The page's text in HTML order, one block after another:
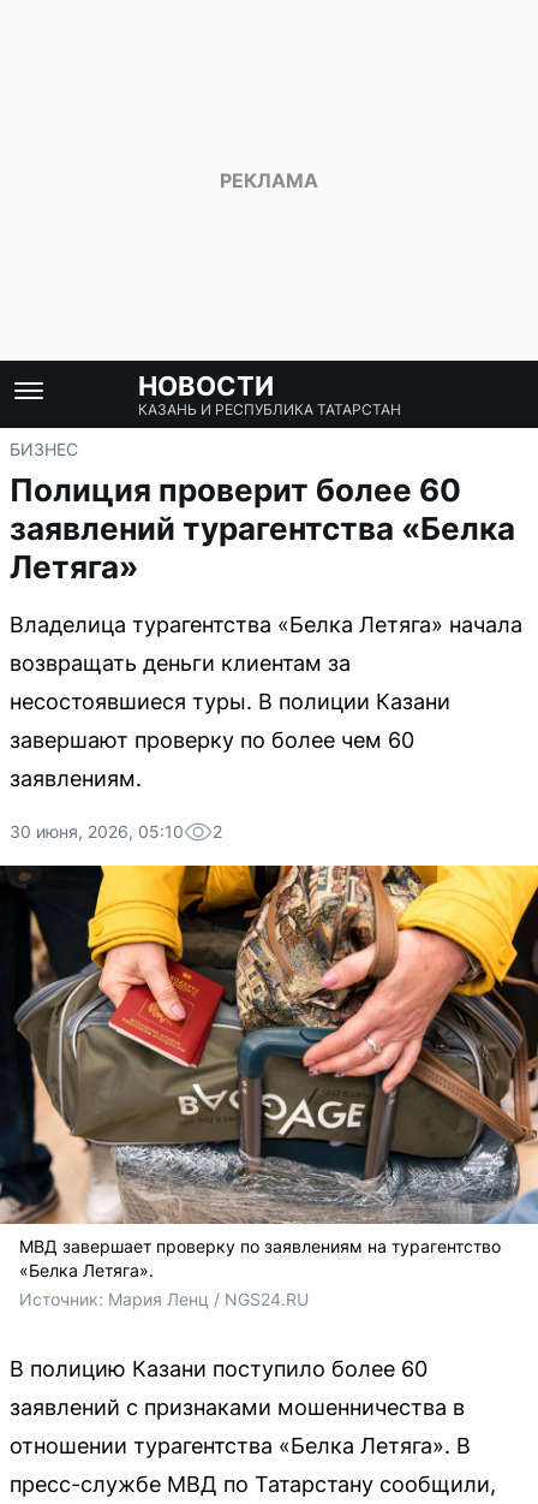
НОВОСТИ
КАЗАНЬ И РЕСПУБЛИКА ТАТАРСТАН
БИЗНЕС
Полиция проверит более 60
заявлений турагентства «Белка
Летяга»
Владелица турагентства «Белка Летяга» начала
возвращать деньги клиентам за
несостоявшиеся туры. В полиции Казани
завершают проверку по более чем 60
заявлениям.
30 июня, 2026, 05:10 2
МВД завершает проверку по заявлениям на турагентство
«Белка Летяга».
Источник: Мария Ленц / NGS24.RU
В полицию Казани поступило более 60
заявлений с признаками мошенничества в
отношении турагентства «Белка Летяга». В
пресс-службе МВД по Татарстану сообщили,